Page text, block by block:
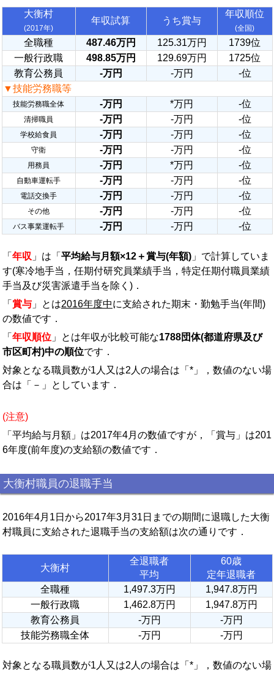
大衡村
(2017年)
年収試算 うち賞与
年収順位
(全国)
全職種 487.46万円 125.31万円
1739位
一般行政職
498.85万円 129.69万円
1725位
教育公務員
-万円 -万円
-位
▼技能労務職等
技能労務職全体 -万円 *万円 -位
清掃職員 -万円 -万円 -位
学校給食員 -万円 -万円 -位
守衛 -万円 -万円 -位
用務員 -万円 *万円 -位
自動車運転手 -万円 -万円 -位
電話交換手 -万円 -万円 -位
その他 -万円 -万円 -位
バス事業運転手 -万円 -万円 -位
「 年収 」は「 平均給与月額×12＋賞与(年額) 」で計算していま
す(寒冷地手当，任期付研究員業績手当，特定任期付職員業績
手当及び災害派遣手当を除く)．
「 賞与 」とは2016年度中に支給された期末・勤勉手当(年間)
の数値です．
「 年収順位 」とは年収が比較可能な1788団体(都道府県及び
市区町村)中の順位です．
対象となる職員数が1人又は2人の場合は「*」，数値のない場
合は「－」としています．
(注意)
「平均給与月額」は2017年4月の数値ですが，「賞与」は201
6年度(前年度)の支給額の数値です．
大衡村職員の退職手当
2016年4月1日から2017年3月31日までの期間に退職した大衡
村職員に支給された退職手当の支給額は次の通りです．
大衡村
全退職者
平均
60歳
定年退職者
全職種
1,497.3万円
1,947.8万円
一般行政職
1,462.8万円
1,947.8万円
教育公務員
-万円
-万円
技能労務職全体
-万円 -万円
対象となる職員数が1人又は2人の場合は「*」，数値のない場